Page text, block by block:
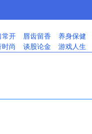
常开 唇齿留香 养身保健
时尚 谈股论金 游戏人生